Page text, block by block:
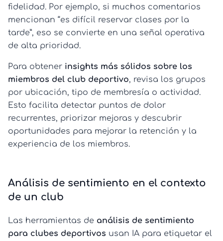
fidelidad. Por ejemplo, si muchos comentarios
mencionan “es difícil reservar clases por la
tarde”, eso se convierte en una señal operativa
de alta prioridad.
Para obtener insights más sólidos sobre los
miembros del club deportivo, revisa los grupos
por ubicación, tipo de membresía o actividad.
Esto facilita detectar puntos de dolor
recurrentes, priorizar mejoras y descubrir
oportunidades para mejorar la retención y la
experiencia de los miembros.
Análisis de sentimiento en el contexto
de un club
Las herramientas de análisis de sentimiento
para clubes deportivos usan IA para etiquetar el